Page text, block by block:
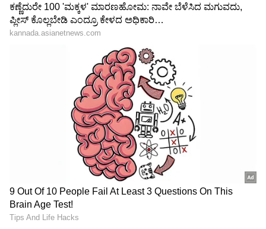
ಆರ್‌ಸಿಬಿ: 14
ಫ್ರಾಂಚೈಸಿಗಳು!
ಕ್ರಿಕೆಟಿಗನ ವಿರುದ್ಧ ಸಂಗಕ್ಕಾರ ಗರಂ
ಆಗಿದ್ದೇಕೆ?
LATEST VIDEOS
"ರಾಜಕೀಯ ಬೇಡ, ಸಿನಿಮಾನೇ ಪ್ರಾಣ":
ಕನಕೋತ್ಸವದಲ್ಲಿ ರಿಷಬ್ ಶೆಟ್ಟಿ | Rishab
Shetty speech | Suvarna News
ಶೇ.50 ರಿಂದ ಶೇ.18 ಕ್ಕೆ TAX ಇಳಿಕೆ: ಮೋದಿ-
ಟ್ರಂಪ್ ಐತಿಹಾಸಿಕ ಒಪ್ಪಂದ | India US
Trade Deal | Party Rounds